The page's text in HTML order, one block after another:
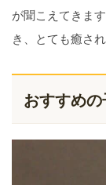
が聞こえてきま
き、とても癒さ
おすすめ